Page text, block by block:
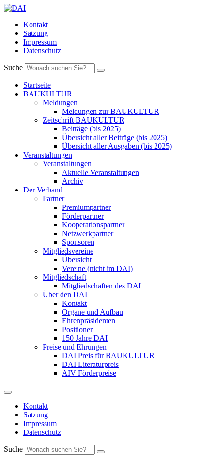
Kontakt
Satzung
Impressum
Datenschutz
Suche
Startseite
BAUKULTUR
Meldungen
Meldungen zur BAUKULTUR
Zeitschrift BAUKULTUR
Beiträge (bis 2025)
Übersicht aller Beiträge (bis 2025)
Übersicht aller Ausgaben (bis 2025)
Veranstaltungen
Veranstaltungen
Aktuelle Veranstaltungen
Archiv
Der Verband
Partner
Premiumpartner
Förderpartner
Kooperationspartner
Netzwerkpartner
Sponsoren
Mitgliedsvereine
Übersicht
Vereine (nicht im DAI)
Mitgliedschaft
Mitgliedschaften des DAI
Über den DAI
Kontakt
Organe und Aufbau
Ehrenpräsidenten
Positionen
150 Jahre DAI
Preise und Ehrungen
DAI Preis für BAUKULTUR
DAI Literaturpreis
AIV Förderpreise
Kontakt
Satzung
Impressum
Datenschutz
Suche